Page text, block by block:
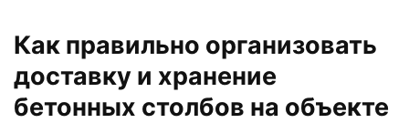
Как правильно организовать
доставку и хранение
бетонных столбов на объекте